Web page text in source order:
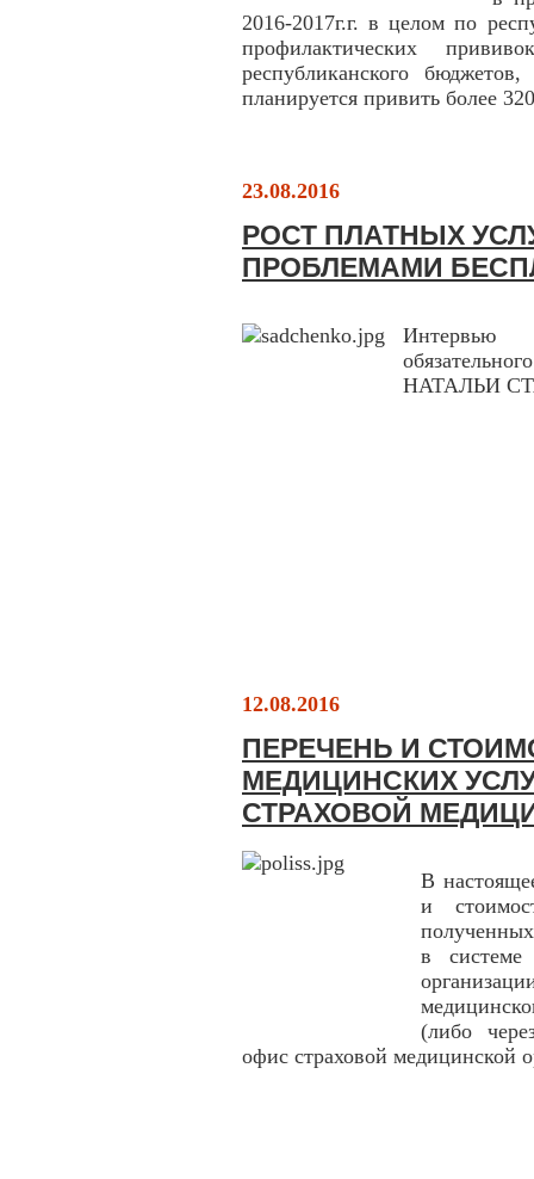
2016-2017г.г. в целом по
профилактических
республиканского
планируется привить более
23.08.2016
РОСТ ПЛАТНЫХ
ПРОБЛЕМАМИ
Интервью
НАТАЛЬИ
12.08.2016
ПЕРЕЧЕНЬ И
МЕДИЦИНСКИХ
СТРАХОВОЙ
В
и
в
(либо
офис страховой медицинской